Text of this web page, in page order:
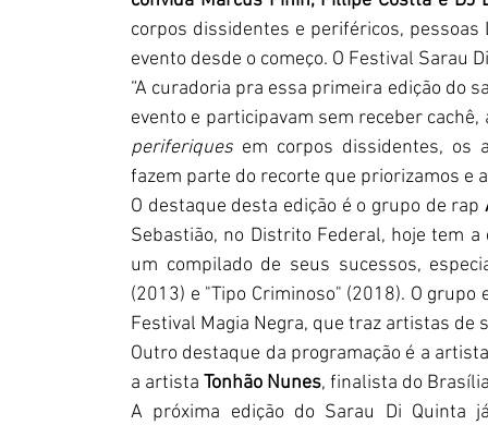
corpos dissidentes e periféricos, pessoas
evento desde o começo. O Festival Sarau
“A curadoria pra essa primeira edição do
periferiques em corpos dissidentes, os
fazem parte do recorte que priorizamos e
O destaque desta edição é o grupo de rap
Sebastião, no Distrito Federal, hoje tem
um compilado de seus sucessos,
(2013) e "Tipo Criminoso" (2018). O
Festival Magia Negra, que traz artistas de
Outro destaque da programação é a
a artista Tonhão Nunes, finalista do
A próxima edição do Sarau Di Quinta